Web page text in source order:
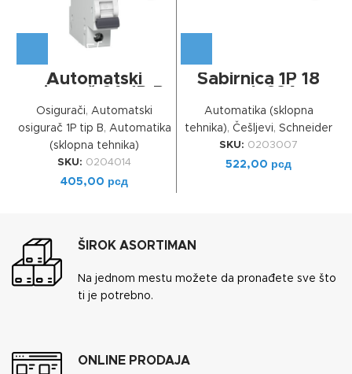
Automatski
Osigurači, Automatski
osigurač 1P tip B, Automatika
(sklopna tehnika)
SKU: 0204014
405,00 рсд
Sabirnica 1P 18
Automatika (sklopna
tehnika), Češljevi, Schneider
SKU: 0203007
522,00 рсд
ŠIROK ASORTIMAN
Na jednom mestu možete da pronađete sve što
ti je potrebno.
ONLINE PRODAJA